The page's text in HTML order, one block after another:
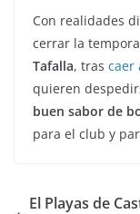
Con realidades
cerrar la
Tafalla, tras caer
quieren
buen sabor de
para el club y
El Playas de